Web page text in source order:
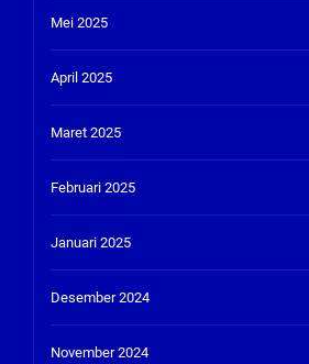
Mei 2025
April 2025
Maret 2025
Februari 2025
Januari 2025
Desember 2024
November 2024